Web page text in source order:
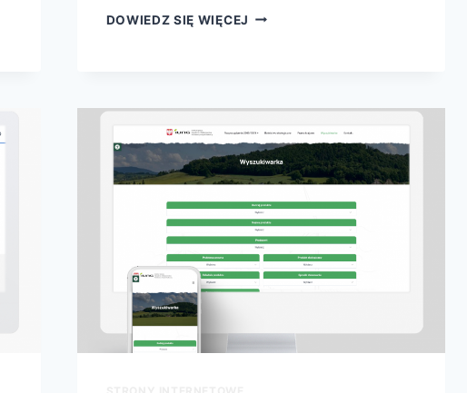
DOWIEDZ SIĘ WIĘCEJ